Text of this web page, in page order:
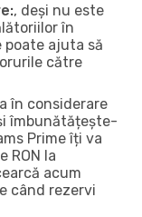
, deși nu este
în
poate ajuta să
către
în considerare
îmbunătățește-
Prime îți va
RON la
acum
când rezervi